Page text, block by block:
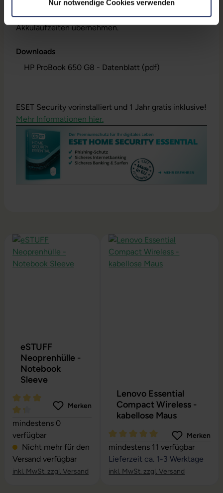
Nur notwendige Cookies verwenden
Akku-Kapazität liegt im Normalfall deutlich über 60%.
Dennoch können wir keine Garantieleistungen auf
Akkulaufzeiten übernehmen.
Downloads
HP ProBook 650 G8 - Datenblatt (pdf)
ESET Security vorinstalliert und 1 Jahr gratis inklusive!
Mehr Informationen hier.
Produktgalerie überspringen
eSTUFF
Neoprenhülle -
Notebook
Sleeve
Durchschnittliche Bewertung von 4.27 von 5 Sternen
Merken
mindestens 0
verfügbar
Nicht mehr für den
Versand verfügbar
inkl. MwSt. zzgl. Versand
Lenovo Essential
Compact Wireless -
kabellose Maus
Durchschnittliche Bewertung
Merken
mindestens 11 verfügbar
Lieferzeit ca. 1-3 Werktage
inkl. MwSt. zzgl. Versand